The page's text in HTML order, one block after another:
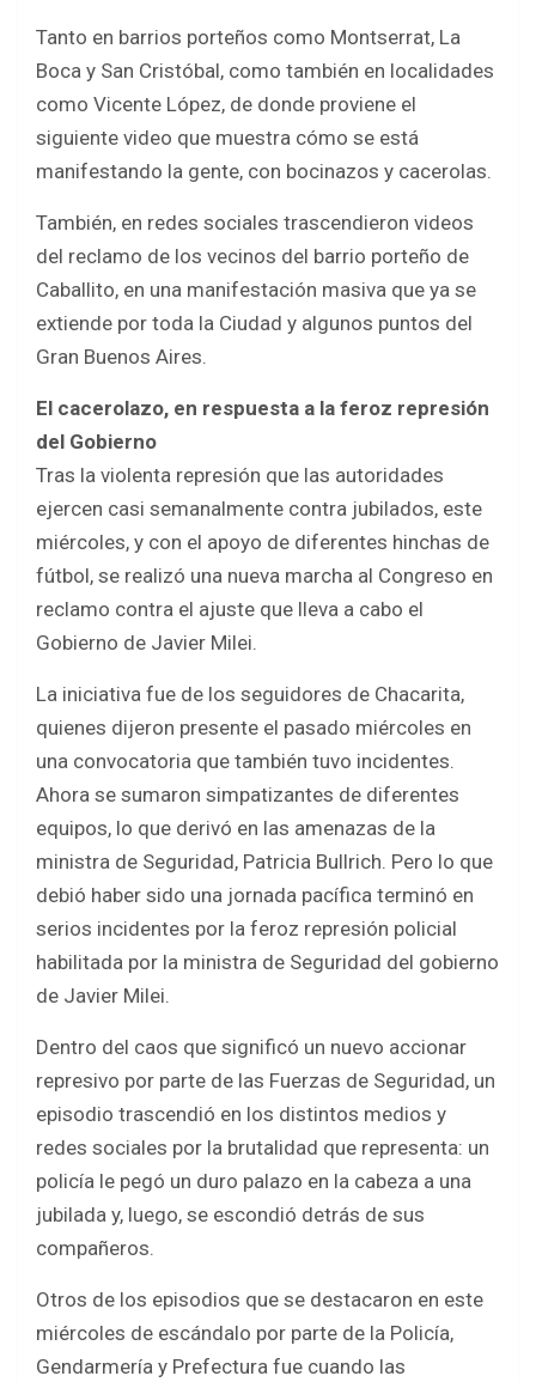
Tanto en barrios porteños como Montserrat, La
Boca y San Cristóbal, como también en localidades
como Vicente López, de donde proviene el
siguiente video que muestra cómo se está
manifestando la gente, con bocinazos y cacerolas.
También, en redes sociales trascendieron videos
del reclamo de los vecinos del barrio porteño de
Caballito, en una manifestación masiva que ya se
extiende por toda la Ciudad y algunos puntos del
Gran Buenos Aires.
El cacerolazo, en respuesta a la feroz represión
del Gobierno
Tras la violenta represión que las autoridades
ejercen casi semanalmente contra jubilados, este
miércoles, y con el apoyo de diferentes hinchas de
fútbol, se realizó una nueva marcha al Congreso en
reclamo contra el ajuste que lleva a cabo el
Gobierno de Javier Milei.
La iniciativa fue de los seguidores de Chacarita,
quienes dijeron presente el pasado miércoles en
una convocatoria que también tuvo incidentes.
Ahora se sumaron simpatizantes de diferentes
equipos, lo que derivó en las amenazas de la
ministra de Seguridad, Patricia Bullrich. Pero lo que
debió haber sido una jornada pacífica terminó en
serios incidentes por la feroz represión policial
habilitada por la ministra de Seguridad del gobierno
de Javier Milei.
Dentro del caos que significó un nuevo accionar
represivo por parte de las Fuerzas de Seguridad, un
episodio trascendió en los distintos medios y
redes sociales por la brutalidad que representa: un
policía le pegó un duro palazo en la cabeza a una
jubilada y, luego, se escondió detrás de sus
compañeros.
Otros de los episodios que se destacaron en este
miércoles de escándalo por parte de la Policía,
Gendarmería y Prefectura fue cuando las